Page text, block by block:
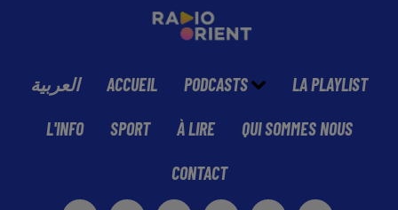
العربية ACCUEIL PODCASTS LA PLAYLIST
L'INFO SPORT À LIRE QUI SOMMES NOUS
CONTACT